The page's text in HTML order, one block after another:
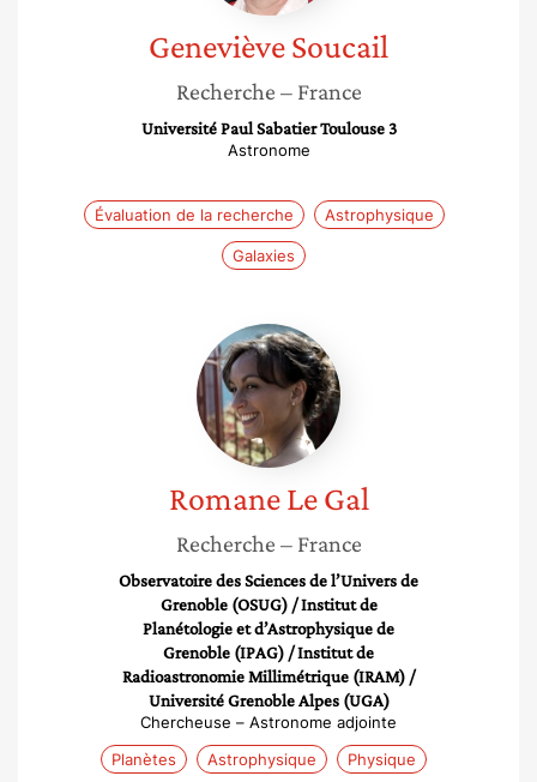
GenevièveSoucail
Recherche – France
Université Paul Sabatier Toulouse 3
Astronome
Évaluation de la recherche Astrophysique
Galaxies
Romane
Le
Gal
Romane Le Gal
Recherche – France
Observatoire des Sciences de l’Univers de
Grenoble (OSUG) / Institut de
Planétologie et d’Astrophysique de
Grenoble (IPAG) / Institut de
Radioastronomie Millimétrique (IRAM) /
Université Grenoble Alpes (UGA)
Chercheuse – Astronome adjointe
Planètes
Astrophysique Physique